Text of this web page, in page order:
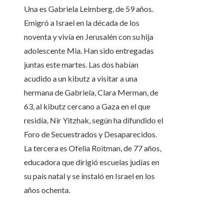
Una es Gabriela Leimberg, de 59 años.
Emigró a Israel en la década de los
noventa y vivía en Jerusalén con su hija
adolescente Mia. Han sido entregadas
juntas este martes. Las dos habían
acudido a un kibutz a visitar a una
hermana de Gabriela, Clara Merman, de
63, al kibutz cercano a Gaza en el que
residía, Nir Yitzhak, según ha difundido el
Foro de Secuestrados y Desaparecidos.
La tercera es Ofelia Roitman, de 77 años,
educadora que dirigió escuelas judías en
su país natal y se instaló en Israel en los
años ochenta.